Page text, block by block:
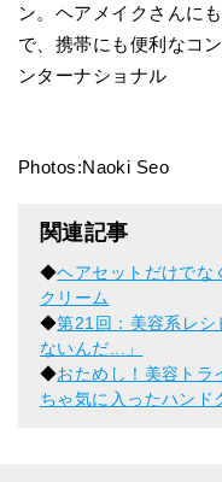
ン。ヘアメイクさんに
で、携帯にも便利なコ
ンターナショナル
Photos:Naoki Seo
関連記事
◆ヘアセットだけでな
クリーム
◆第21回：美容系レ
ないんだ...」
◆おためし！美容トラ
ちゃ気に入ったハンド